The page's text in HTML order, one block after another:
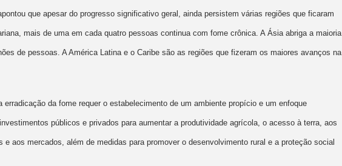
que apesar do progresso significativo geral, ainda persistem várias regiões que ficaram
mais de uma em cada quatro pessoas continua com fome crônica. A Ásia abriga a maioria
de pessoas. A América Latina e o Caribe são as regiões que fizeram os maiores avanços na
erradicação da fome requer o estabelecimento de um ambiente propício e um enfoque
públicos e privados para aumentar a produtividade agrícola, o acesso à terra, aos
e aos mercados, além de medidas para promover o desenvolvimento rural e a proteção social